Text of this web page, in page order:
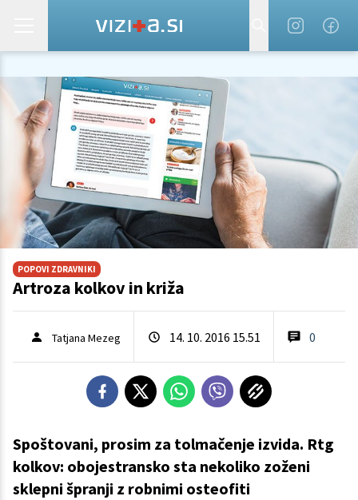
POPOVI ZDRAVNIKI
Artroza kolkov in križa
Tatjana Mezeg 14. 10. 2016 15.51 0
Spoštovani, prosim za tolmačenje izvida. Rtg
kolkov: obojestransko sta nekoliko zoženi
sklepni špranji z robnimi osteofiti